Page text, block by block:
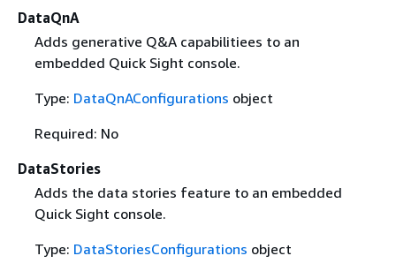
DataQnA
Adds generative Q&A capabilitiees to an
embedded Quick Sight console.
Type: DataQnAConfigurations object
Required: No
DataStories
Adds the data stories feature to an embedded
Quick Sight console.
Type: DataStoriesConfigurations object